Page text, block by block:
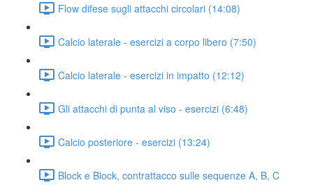
Flow difese sugli attacchi circolari (14:08)
Calcio laterale - esercizi a corpo libero (7:50)
Calcio laterale - esercizi in impatto (12:12)
Gli attacchi di punta al viso - esercizi (6:48)
Calcio posteriore - esercizi (13:24)
Block e Block, contrattacco sulle sequenze A, B, C